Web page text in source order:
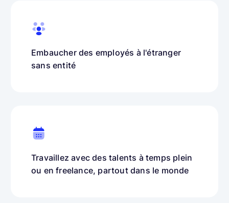
Embaucher des employés à l'étranger
sans entité
Travaillez avec des talents à temps plein
ou en freelance, partout dans le monde